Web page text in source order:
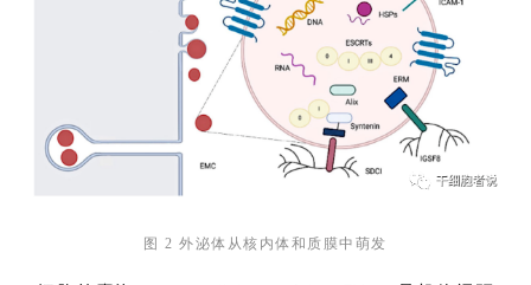
图 2 外泌体从核内体和质膜中萌发